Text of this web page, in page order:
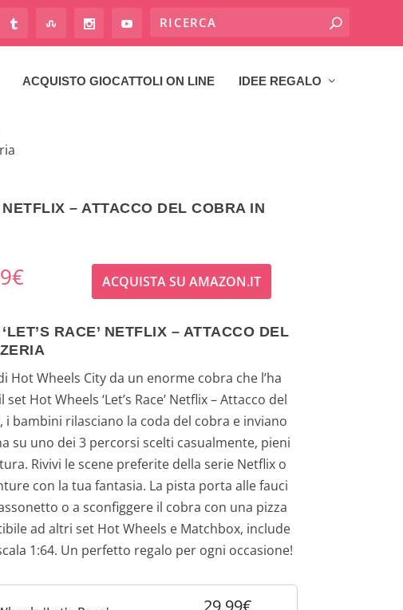
ACQUISTO GIOCATTOLI ON LINE IDEE REGALO
– ATTACCO DEL COBRA IN
€ ACQUISTA SU AMAZON.IT
RACE’ NETFLIX – ATTACCO DEL
Hot Wheels City da un enorme cobra che l’ha
Hot Wheels ‘Let’s Race’ Netflix – Attacco del
i bambini rilasciano la coda del cobra e inviano
su uno dei 3 percorsi scelti casualmente, pieni
Rivivi le scene preferite della serie Netflix o
con la tua fantasia. La pista porta alle fauci
o a sconfiggere il cobra con una pizza
ad altri set Hot Wheels e Matchbox, include
1:64. Un perfetto regalo per ogni occasione!